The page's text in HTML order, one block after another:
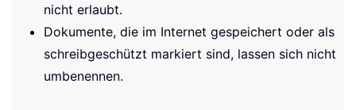
nicht erlaubt.
Dokumente, die im Internet gespeichert oder als
schreibgeschützt markiert sind, lassen sich nicht
umbenennen.